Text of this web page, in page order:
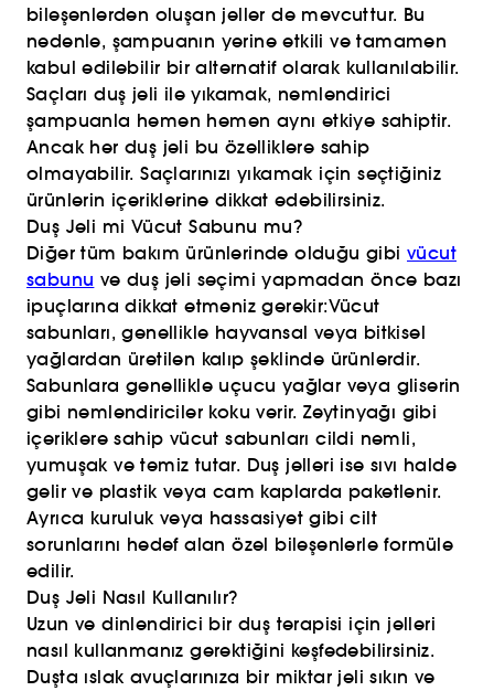
bileşenlerden oluşan jeller de mevcuttur. Bu
nedenle, şampuanın yerine etkili ve tamamen
kabul edilebilir bir alternatif olarak kullanılabilir.
Saçları duş jeli ile yıkamak, nemlendirici
şampuanla hemen hemen aynı etkiye sahiptir.
Ancak her duş jeli bu özelliklere sahip
olmayabilir. Saçlarınızı yıkamak için seçtiğiniz
ürünlerin içeriklerine dikkat edebilirsiniz.
Duş Jeli mi Vücut Sabunu mu?
Diğer tüm bakım ürünlerinde olduğu gibi vücut
sabunu ve duş jeli seçimi yapmadan önce bazı
ipuçlarına dikkat etmeniz gerekir:Vücut
sabunları, genellikle hayvansal veya bitkisel
yağlardan üretilen kalıp şeklinde ürünlerdir.
Sabunlara genellikle uçucu yağlar veya gliserin
gibi nemlendiriciler koku verir. Zeytinyağı gibi
içeriklere sahip vücut sabunları cildi nemli,
yumuşak ve temiz tutar. Duş jelleri ise sıvı halde
gelir ve plastik veya cam kaplarda paketlenir.
Ayrıca kuruluk veya hassasiyet gibi cilt
sorunlarını hedef alan özel bileşenlerle formüle
edilir.
Duş Jeli Nasıl Kullanılır?
Uzun ve dinlendirici bir duş terapisi için jelleri
nasıl kullanmanız gerektiğini keşfedebilirsiniz.
Duşta ıslak avuçlarınıza bir miktar jeli sıkın ve